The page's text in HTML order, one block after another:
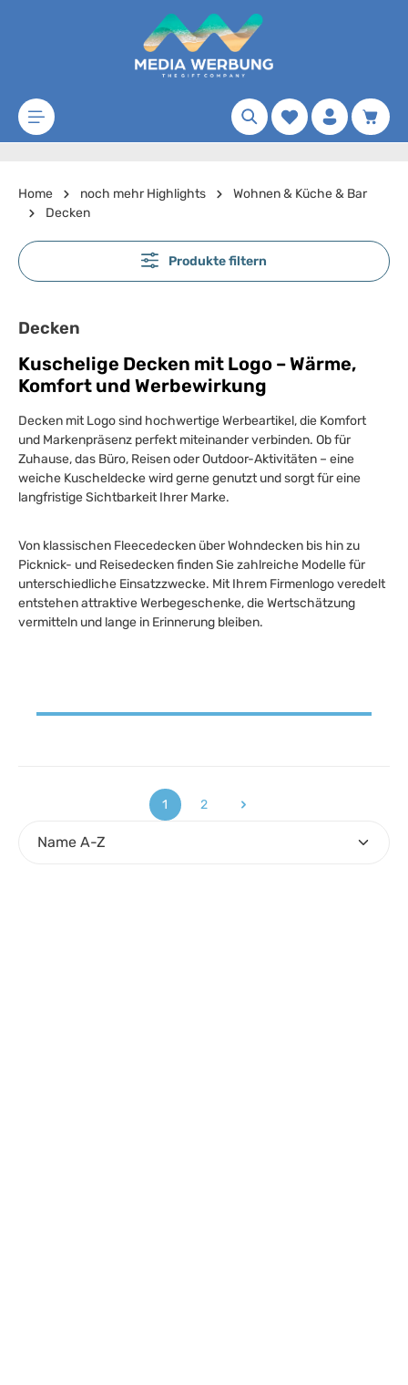
Zum Hauptinhalt springen
Merkzettel
Home noch mehr Highlights
Wohnen & Küche & Bar
Decken
Produkte filtern
Decken
Kuschelige Decken mit Logo – Wärme,
Komfort und Werbewirkung
Decken mit Logo sind hochwertige Werbeartikel, die Komfort
und Markenpräsenz perfekt miteinander verbinden. Ob für
Zuhause, das Büro, Reisen oder Outdoor-Aktivitäten – eine
weiche Kuscheldecke wird gerne genutzt und sorgt für eine
langfristige Sichtbarkeit Ihrer Marke.
Von klassischen Fleecedecken über Wohndecken bis hin zu
Picknick- und Reisedecken finden Sie zahlreiche Modelle für
unterschiedliche Einsatzzwecke. Mit Ihrem Firmenlogo veredelt
entstehen attraktive Werbegeschenke, die Wertschätzung
vermitteln und lange in Erinnerung bleiben.
Seite
1
Seite
2